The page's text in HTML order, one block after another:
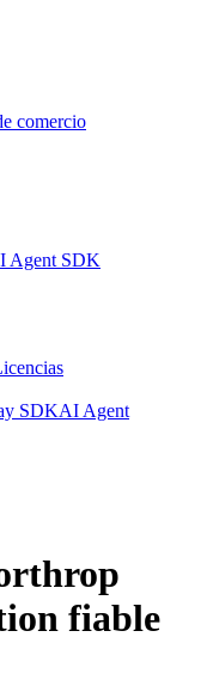
comercio
Agent SDK
SDKAI Agent
fiable